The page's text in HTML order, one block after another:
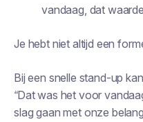
vandaag, dat
Je hebt niet altijd een
Bij een snelle stand-up
“Dat was het voor
slag gaan met onze